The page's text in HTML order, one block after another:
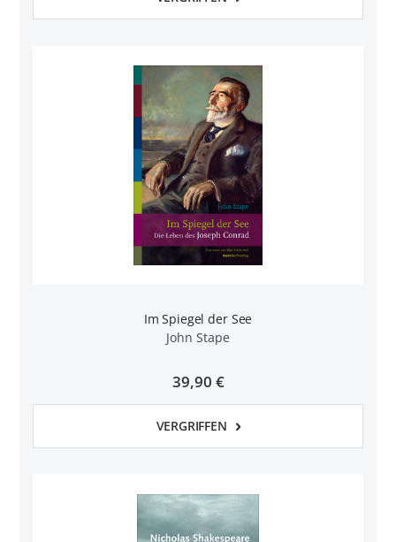
Im Spiegel der See
John Stape
39,90 €
VERGRIFFEN